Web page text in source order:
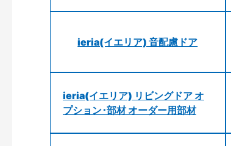
ieria(イエリア) 音配慮ドア
ieria(イエリア) リビングドア オ
プション･部材 オーダー用部材